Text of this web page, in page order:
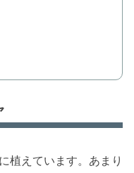
植えています。あまり